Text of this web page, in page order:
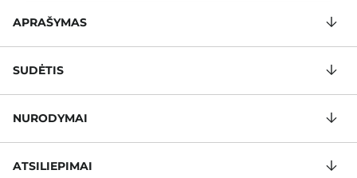
APRAŠYMAS
SUDĖTIS
NURODYMAI
ATSILIEPIMAI